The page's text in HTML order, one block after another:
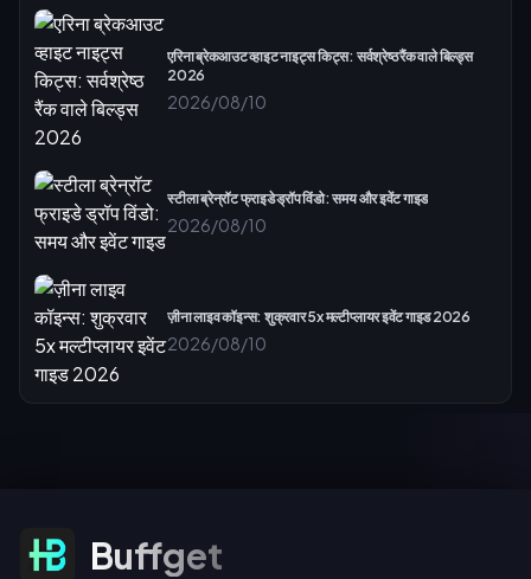
एरिना ब्रेकआउट व्हाइट नाइट्स किट्स: सर्वश्रेष्ठ रैंक वाले बिल्ड्स
2026
2026/08/10
स्टीला ब्रेन्रॉट फ्राइडे ड्रॉप विंडो: समय और इवेंट गाइड
2026/08/10
ज़ीना लाइव कॉइन्स: शुक्रवार 5x मल्टीप्लायर इवेंट गाइड 2026
2026/08/10
ऑफ़र के लिए सदस्यता लेंBuffget